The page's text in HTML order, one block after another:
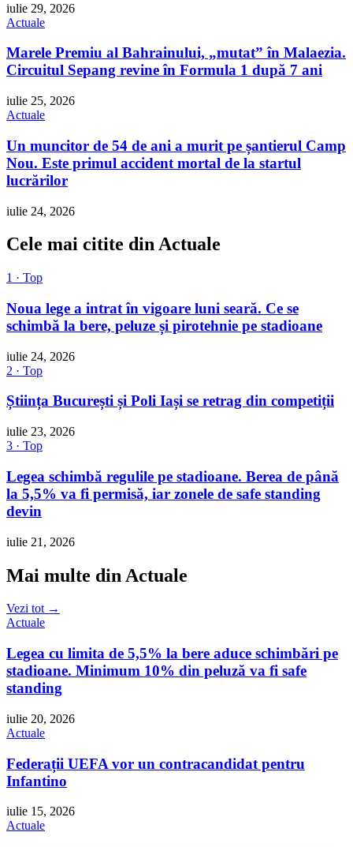
iulie 29, 2026
Actuale
Marele Premiu al Bahrainului, „mutat” în Malaezia.
Circuitul Sepang revine în Formula 1 după 7 ani
iulie 25, 2026
Actuale
Un muncitor de 54 de ani a murit pe șantierul Camp
Nou. Este primul accident mortal de la startul
lucrărilor
iulie 24, 2026
Cele mai citite din Actuale
1 · Top
Noua lege a intrat în vigoare luni seară. Ce se
schimbă la bere, peluze și pirotehnie pe stadioane
iulie 24, 2026
2 · Top
Știința București și Poli Iași se retrag din competiții
iulie 23, 2026
3 · Top
Legea schimbă regulile pe stadioane. Berea de până
la 5,5% va fi permisă, iar zonele de safe standing
devin
iulie 21, 2026
Mai multe din Actuale
Vezi tot →
Actuale
Legea cu limita de 5,5% la bere aduce schimbări pe
stadioane. Minimum 10% din peluză va fi safe
standing
iulie 20, 2026
Actuale
Federații UEFA vor un contracandidat pentru
Infantino
iulie 15, 2026
Actuale